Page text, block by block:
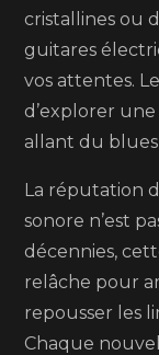
cristallines ou
guitares
vos attentes.
d’explorer
allant du blues
La réputation
sonore n’est
décennies,
relâche pour
repousser les
Chaque